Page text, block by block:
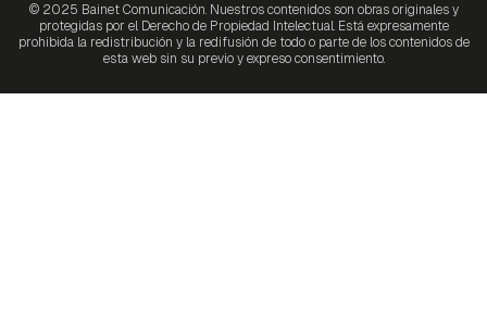
© 2025 Bainet Comunicación. Nuestros contenidos son obras originales y
protegidas por el Derecho de Propiedad Intelectual. Está expresamente
prohibida la redistribución y la redifusión de todo o parte de los contenidos de
esta web sin su previo y expreso consentimiento.